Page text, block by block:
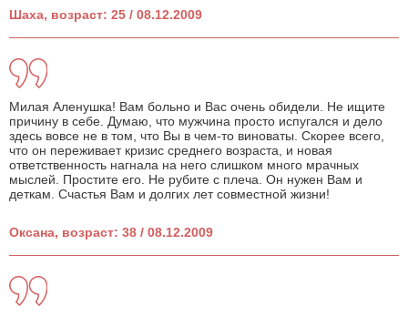
Шаха, возраст: 25 / 08.12.2009
Милая Аленушка! Вам больно и Вас очень обидели. Не ищите
причину в себе. Думаю, что мужчина просто испугался и дело
здесь вовсе не в том, что Вы в чем-то виноваты. Скорее всего,
что он переживает кризис среднего возраста, и новая
ответственность нагнала на него слишком много мрачных
мыслей. Простите его. Не рубите с плеча. Он нужен Вам и
деткам. Счастья Вам и долгих лет совместной жизни!
Оксана, возраст: 38 / 08.12.2009